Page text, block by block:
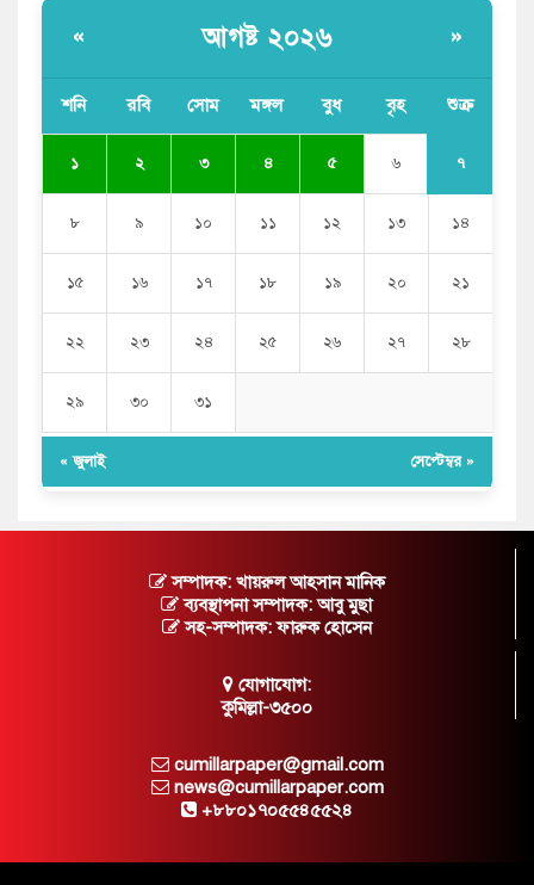
« আগষ্ট ২০২৬ »
শনি রবি সোম মঙ্গল বুধ বৃহ শুক্র
১ ২ ৩ ৪ ৫ ৬ ৭
৮ ৯ ১০ ১১ ১২ ১৩ ১৪
১৫ ১৬ ১৭ ১৮ ১৯ ২০ ২১
২২ ২৩ ২৪ ২৫ ২৬ ২৭ ২৮
২৯ ৩০ ৩১
« জুলাই সেপ্টেম্বর »
সম্পাদক: খায়রুল আহসান মানিক
ব্যবস্থাপনা সম্পাদক: আবু মুছা
সহ-সম্পাদক: ফারুক হোসেন
যোগাযোগ:
কুমিল্লা-৩৫০০
cumillarpaper@gmail.com
news@cumillarpaper.com
+৮৮০১৭০৫৫৪৫৫২৪